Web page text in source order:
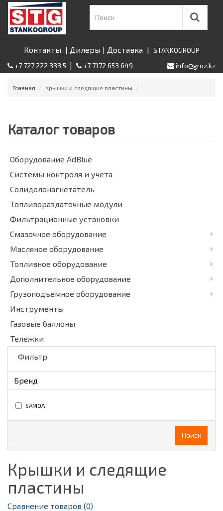
Контакты | Дилеры | Доставка | STANKOGROUP
+7 727 222 333 5 | +7 7172 653 649 info@groz.kz
Главная Крышки и следящие пластины
Каталог товаров
Оборудование AdBlue
Системы контроля и учета
Солидолонагнетатель
Топливораздаточные модули
Фильтрационные установки
Смазочное оборудование
Масляное оборудование
Топливное оборудование
Дополнительное оборудование
Грузоподъемное оборудование
Инструменты
Газовые баллоны
Тележки
Фильтр
Бренд
SAMOA
Поиск
Крышки и следящие
пластины
Сравнение товаров (0)